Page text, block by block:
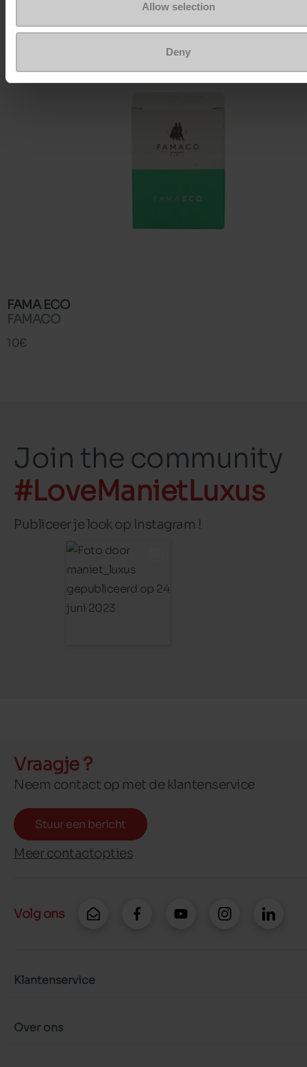
Allow selection
Deny
Om ze zo goed als nieuw te houden
FAMA ECO
FAMACO
10€
Join the community
#LoveManietLuxus
Publiceer je look op Instagram !
Vraagje ?
Neem contact op met de klantenservice
Stuur een bericht
Meer contactopties
Volg ons
Klantenservice
Over ons